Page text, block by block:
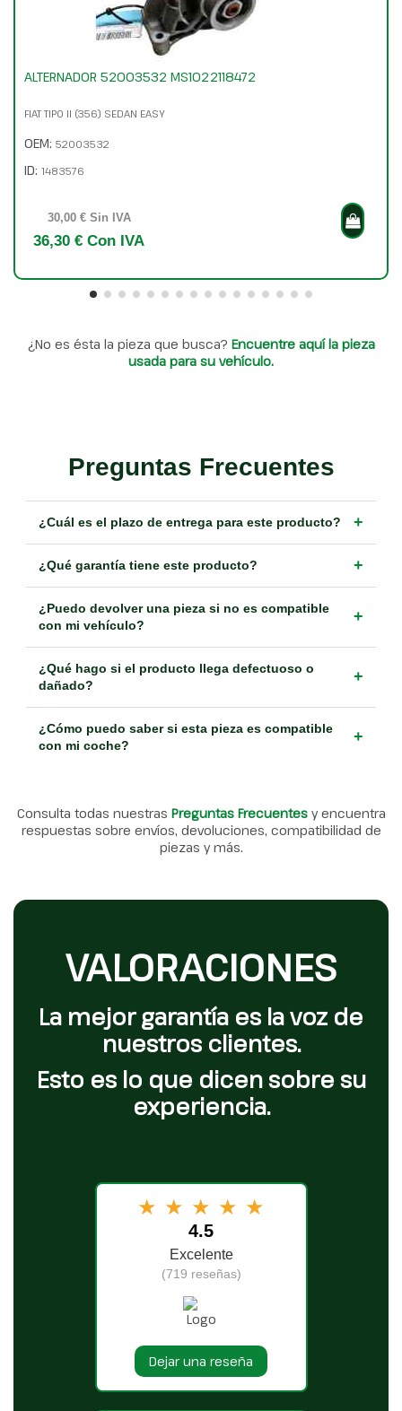
ALTERNADOR 52003532 MS1022118472
FIAT TIPO II (356) SEDAN EASY
OEM: 52003532
ID: 1483576
30,00 € Sin IVA
36,30 € Con IVA
¿No es ésta la pieza que busca? Encuentre aquí la pieza
usada para su vehículo.
Preguntas Frecuentes
¿Cuál es el plazo de entrega para este producto? +
¿Qué garantía tiene este producto? +
¿Puedo devolver una pieza si no es compatible
con mi vehículo?
+
¿Qué hago si el producto llega defectuoso o
dañado?
+
¿Cómo puedo saber si esta pieza es compatible
con mi coche?
+
Consulta todas nuestras Preguntas Frecuentes y encuentra
respuestas sobre envíos, devoluciones, compatibilidad de
piezas y más.
VALORACIONES
La mejor garantía es la voz de
nuestros clientes.
Esto es lo que dicen sobre su
experiencia.
★ ★ ★ ★ ★
4.5
Excelente
(719 reseñas)
Dejar una reseña